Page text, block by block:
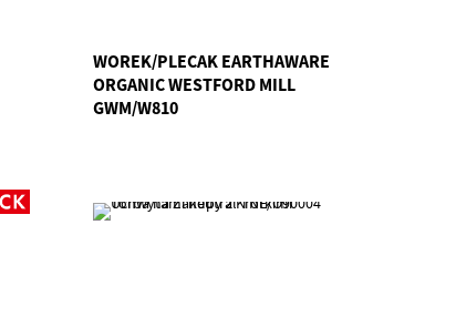
WOREK/PLECAK EARTHAWARE
ORGANIC WESTFORD MILL
GWM/W810